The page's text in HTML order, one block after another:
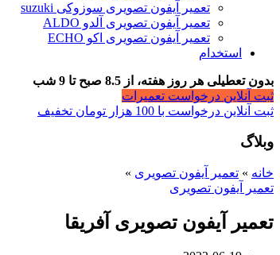
تعمیر آیفون تصویری سوزوکی suzuki
تعمیر آیفون تصویری آلدو ALDO
تعمیر آیفون تصویری اکو ECHO
استخدام
بدون تعطیلی هر روز هفته، از 8.5 صبح تا 9 شب
ثبت آنلاین درخواست تعمیرات
ثبت آنلاین درخواست با 100 هزار تومان تخفیف
وبلاگ
خانه » تعمیر آیفون تصویری »
تعمیر آیفون تصویری
تعمیر آیفون تصویری آفریقا